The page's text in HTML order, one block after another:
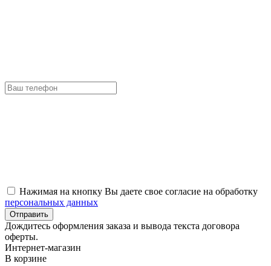
Нажимая на кнопку Вы даете свое согласие на обработку
персональных данных
Отправить
Дождитесь оформления заказа и вывода текста договора
оферты.
Интернет-магазин
В корзине